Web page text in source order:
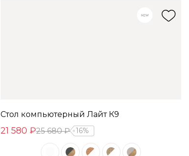
Стол компьютерный Лайт К9
21 580 ₽25 680 ₽ 16%